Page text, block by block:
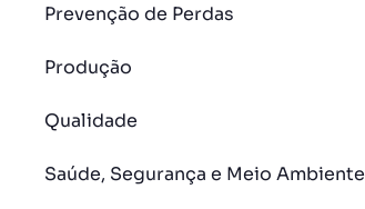
Prevenção de Perdas
Produção
Qualidade
Saúde, Segurança e Meio Ambiente